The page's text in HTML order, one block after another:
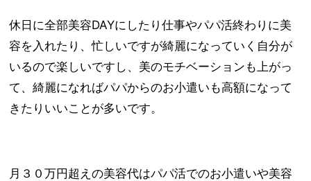
休日に全部美容DAYにしたり仕事やパパ活終わりに美
容を入れたり、忙しいですが綺麗になっていく自分が
いるので楽しいですし、美のモチベーションも上がっ
て、綺麗になればパパからのお小遣いも高額になって
きたりいいことが多いです。
月３０万円超えの美容代はパパ活でのお小遣いや美容